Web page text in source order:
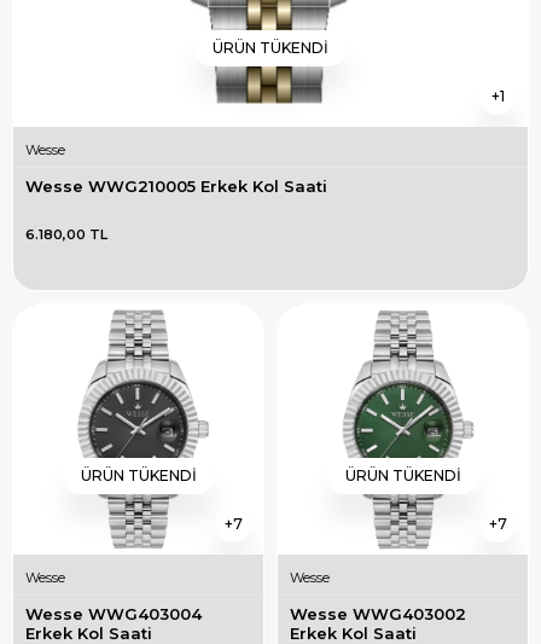
1
ÜRÜN TÜKENDI
Wesse
Wesse WWG210005 Erkek Kol Saati
6.180,00 TL
7
ÜRÜN TÜKENDI
Wesse
Wesse WWG403004
Erkek Kol Saati
7
ÜRÜN TÜKENDI
Wesse
Wesse WWG403002
Erkek Kol Saati